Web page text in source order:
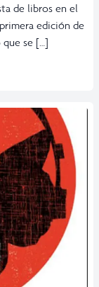
de libros en el
edición de
se […]